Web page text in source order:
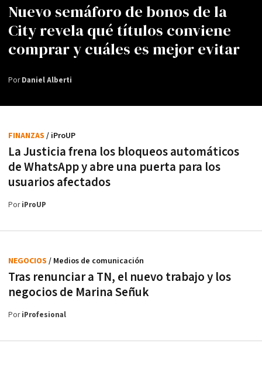
Nuevo semáforo de bonos de la
City revela qué títulos conviene
comprar y cuáles es mejor evitar
PorDaniel Alberti
La Justicia frena los bloqueos automáticos
de WhatsApp y abre una puerta para los
usuarios afectados
FINANZAS / iProUP
PoriProUP
Tras renunciar a TN, el nuevo trabajo y los
negocios de Marina Señuk
NEGOCIOS / Medios de comunicación
PoriProfesional